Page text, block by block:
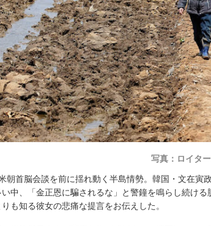
写真：ロイタ
朝首脳会談を前に揺れ動く半島情勢。韓国・文在寅
い中、「金正恩に騙されるな」と警鐘を鳴らし続け
も知る彼女の悲痛な提言をお伝えした。